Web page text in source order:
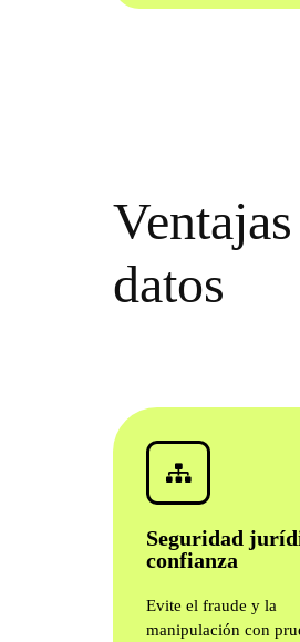
datos
Seguridad
confianza
Evite el fraude y la
manipulación con